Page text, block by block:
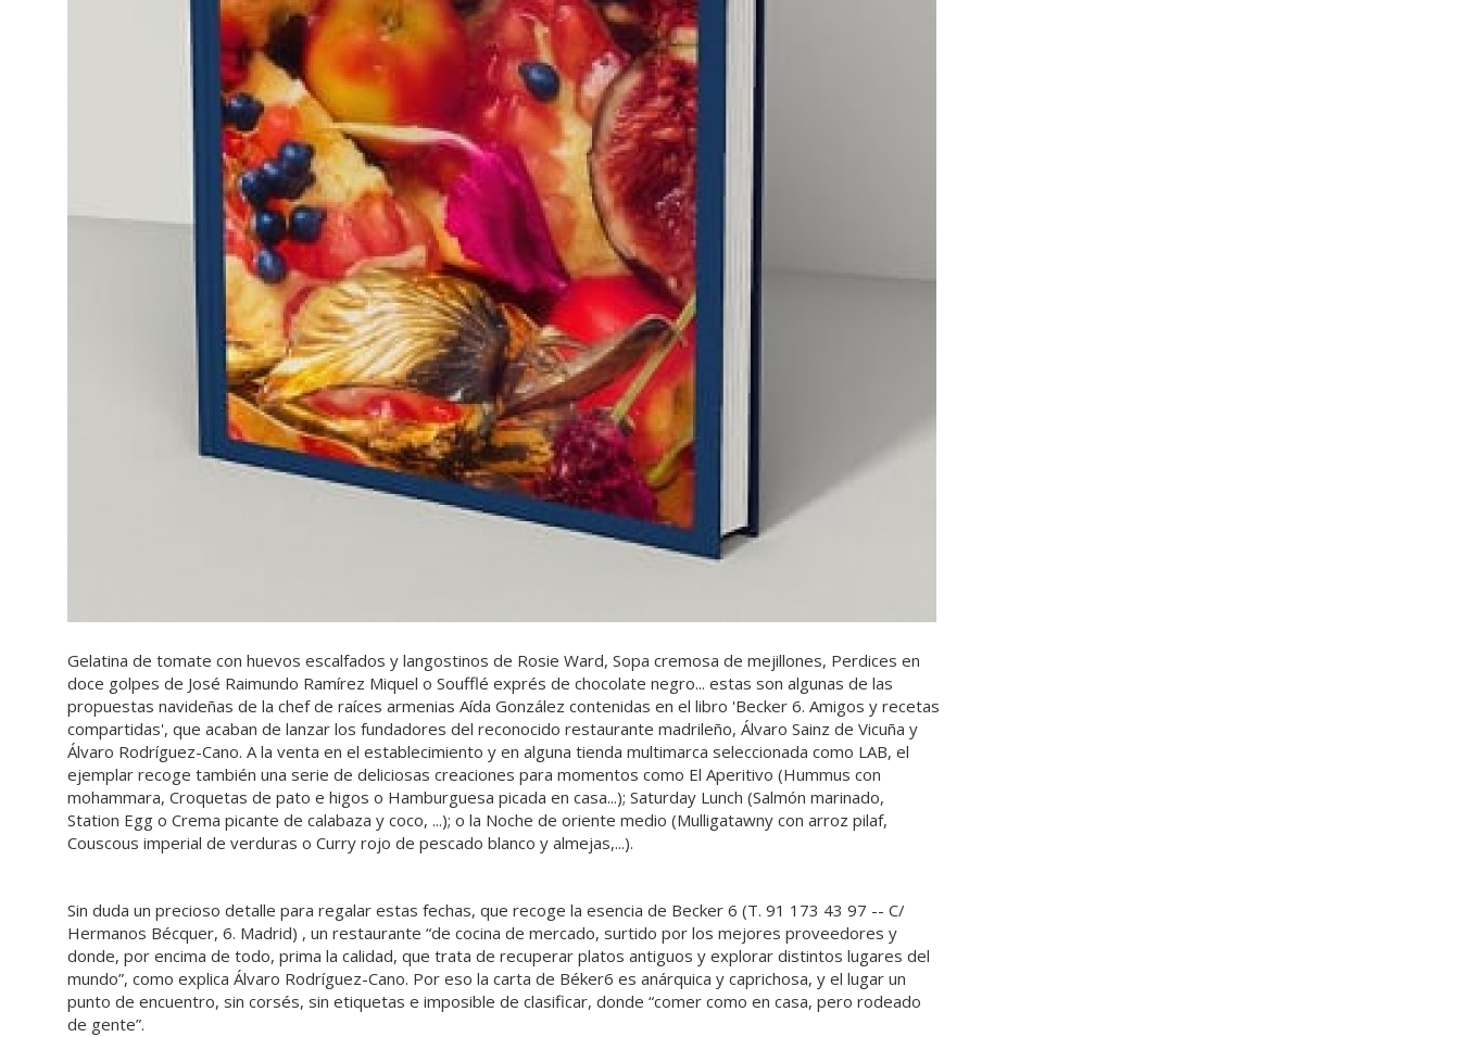
Gelatina de tomate con huevos escalfados y langostinos de Rosie Ward, Sopa cremosa de mejillones, Perdices en
doce golpes de José Raimundo Ramírez Miquel o Soufflé exprés de chocolate negro... estas son algunas de las
propuestas navideñas de la chef de raíces armenias Aída González contenidas en el libro 'Becker 6. Amigos y recetas
compartidas', que acaban de lanzar los fundadores del reconocido restaurante madrileño, Álvaro Sainz de Vicuña y
Álvaro Rodríguez-Cano. A la venta en el establecimiento y en alguna tienda multimarca seleccionada como LAB, el
ejemplar recoge también una serie de deliciosas creaciones para momentos como El Aperitivo (Hummus con
mohammara, Croquetas de pato e higos o Hamburguesa picada en casa...); Saturday Lunch (Salmón marinado,
Station Egg o Crema picante de calabaza y coco, ...); o la Noche de oriente medio (Mulligatawny con arroz pilaf,
Couscous imperial de verduras o Curry rojo de pescado blanco y almejas,...).
Sin duda un precioso detalle para regalar estas fechas, que recoge la esencia de Becker 6 (T. 91 173 43 97 -- C/
Hermanos Bécquer, 6. Madrid) , un restaurante “de cocina de mercado, surtido por los mejores proveedores y
donde, por encima de todo, prima la calidad, que trata de recuperar platos antiguos y explorar distintos lugares del
mundo”, como explica Álvaro Rodríguez-Cano. Por eso la carta de Béker6 es anárquica y caprichosa, y el lugar un
punto de encuentro, sin corsés, sin etiquetas e imposible de clasificar, donde “comer como en casa, pero rodeado
de gente”.